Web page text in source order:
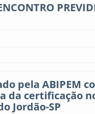
pela ABIPEM
da certificação
Jordão-SP